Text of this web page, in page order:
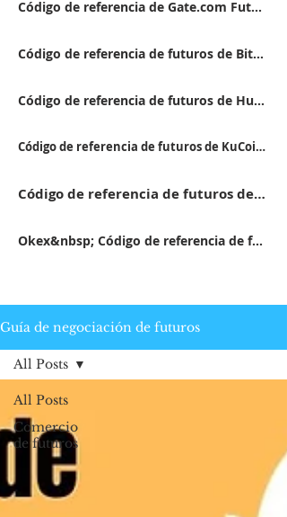
Código de referencia de Gate.com Futures: VFJDUWXD
Código de referencia de futuros de BitGet FSWU9863
Código de referencia de futuros de Huobi 9RTB4223
Código de referencia de futuros de KuCoin QBSSS8MK
Código de referencia de futuros de Mexc 14FB5
Okex&nbsp; Código de referencia de futuros 11162416
Guía de negociación de futuros
All Posts
Comercio
de futuros
All Posts